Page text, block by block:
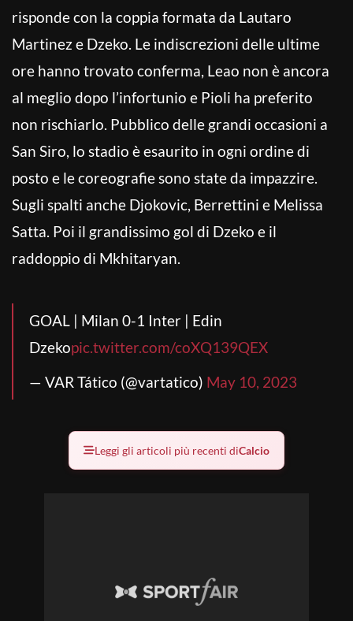
risponde con la coppia formata da Lautaro
Martinez e Dzeko. Le indiscrezioni delle ultime
ore hanno trovato conferma, Leao non è ancora
al meglio dopo l’infortunio e Pioli ha preferito
non rischiarlo. Pubblico delle grandi occasioni a
San Siro, lo stadio è esaurito in ogni ordine di
posto e le coreografie sono state da impazzire.
Sugli spalti anche Djokovic, Berrettini e Melissa
Satta. Poi il grandissimo gol di Dzeko e il
raddoppio di Mkhitaryan.
GOAL | Milan 0-1 Inter | Edin
Dzekopic.twitter.com/coXQ139QEX
— VAR Tático (@vartatico) May 10, 2023
Leggi gli articoli più recenti diCalcio